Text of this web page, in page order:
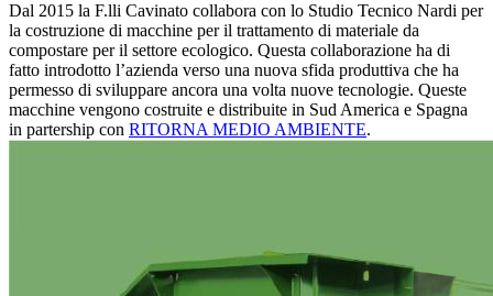
Dal 2015 la F.lli Cavinato collabora con lo Studio Tecnico Nardi per
la costruzione di macchine per il trattamento di materiale da
compostare per il settore ecologico. Questa collaborazione ha di
fatto introdotto l’azienda verso una nuova sfida produttiva che ha
permesso di sviluppare ancora una volta nuove tecnologie. Queste
macchine vengono costruite e distribuite in Sud America e Spagna
in partership con RITORNA MEDIO AMBIENTE.